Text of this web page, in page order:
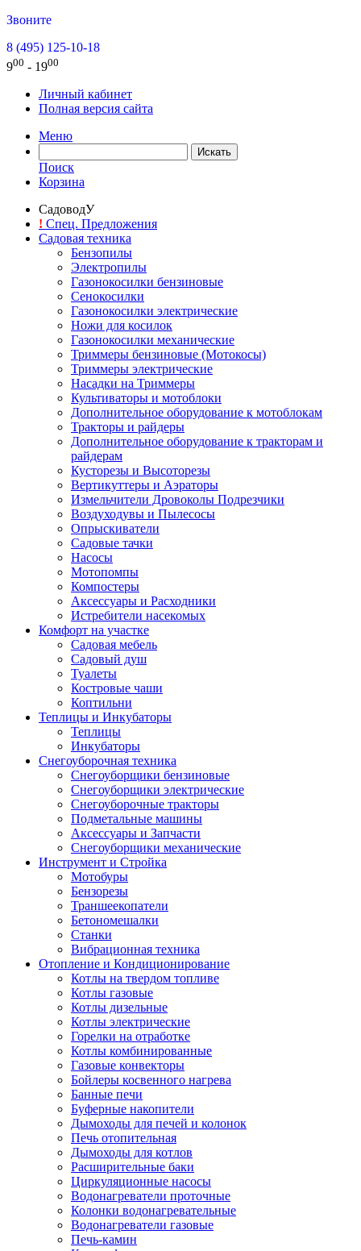
Звоните
8 (495) 125-10-18
900 - 1900
Личный кабинет
Полная версия сайта
Меню
Поиск
Корзина
СадоводУ
! Спец. Предложения
Садовая техника
Бензопилы
Электропилы
Газонокосилки бензиновые
Сенокосилки
Газонокосилки электрические
Ножи для косилок
Газонокосилки механические
Триммеры бензиновые (Мотокосы)
Триммеры электрические
Насадки на Триммеры
Культиваторы и мотоблоки
Дополнительное оборудование к мотоблокам
Тракторы и райдеры
Дополнительное оборудование к тракторам и
райдерам
Кусторезы и Высоторезы
Вертикуттеры и Аэраторы
Измельчители Дровоколы Подрезчики
Воздуходувы и Пылесосы
Опрыскиватели
Садовые тачки
Насосы
Мотопомпы
Компостеры
Аксессуары и Расходники
Истребители насекомых
Комфорт на участке
Садовая мебель
Садовый душ
Туалеты
Костровые чаши
Коптильни
Теплицы и Инкубаторы
Теплицы
Инкубаторы
Снегоуборочная техника
Снегоуборщики бензиновые
Снегоуборщики электрические
Снегоуборочные тракторы
Подметальные машины
Аксессуары и Запчасти
Снегоуборщики механические
Инструмент и Стройка
Мотобуры
Бензорезы
Траншеекопатели
Бетономешалки
Станки
Вибрационная техника
Отопление и Кондиционирование
Котлы на твердом топливе
Котлы газовые
Котлы дизельные
Котлы электрические
Горелки на отработке
Котлы комбинированные
Газовые конвекторы
Бойлеры косвенного нагрева
Банные печи
Буферные накопители
Дымоходы для печей и колонок
Печь отопительная
Дымоходы для котлов
Расширительные баки
Циркуляционные насосы
Водонагреватели проточные
Колонки водонагревательные
Водонагреватели газовые
Печь-камин